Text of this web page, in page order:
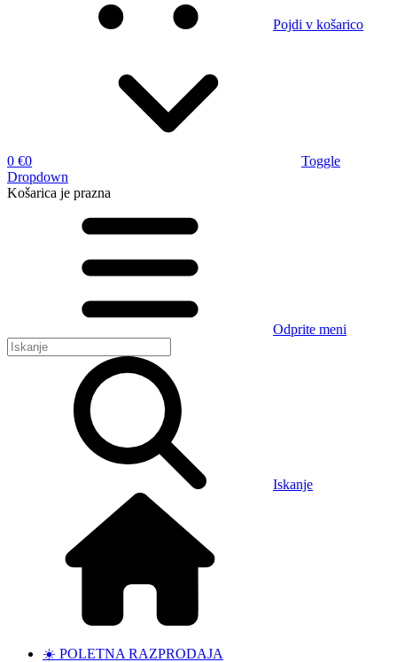
Pojdi v košarico
0 €0
Toggle
Dropdown
Košarica je prazna
Odprite meni
Iskanje
☀️ POLETNA RAZPRODAJA